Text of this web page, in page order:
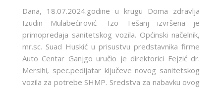
Dana, 18.07.2024.godine u krugu Doma zdravlja
Izudin Mulabećirović -Izo Tešanj izvršena je
primopredaja sanitetskog vozila. Općinski načelnik,
mr.sc. Suad Huskić u prisustvu predstavnika firme
Auto Centar Ganjgo uručio je direktorici Fejzić dr.
Mersihi, spec.pedijatar ključeve novog sanitetskog
vozila za potrebe SHMP. Sredstva za nabavku ovog